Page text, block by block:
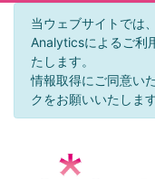
当ウェブサイトでは
Analyticsによるご利
たします。
情報取得にご同意い
クをお願いいたします